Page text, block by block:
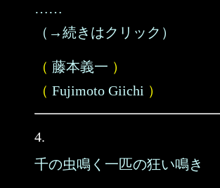
……
（→続きはクリック）
（ 藤本義一 ）
（ Fujimoto Giichi ）
4.
千の虫鳴く一匹の狂い鳴き